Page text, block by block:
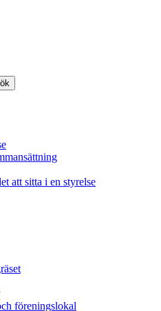
att sitta i en styrelse
föreningslokal